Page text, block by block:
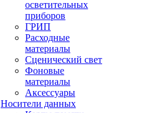
осветительных
приборов
ГРИП
Расходные
материалы
Сценический свет
Фоновые
материалы
Аксессуары
Носители данных